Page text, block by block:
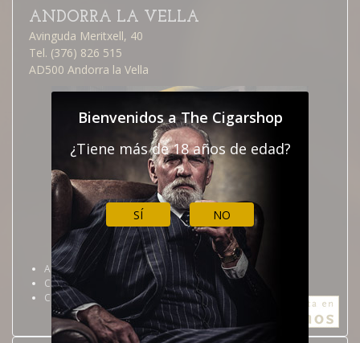
Bienvenidos a The Cigarshop
¿Tiene más de 18 años de edad?
SÍ NO
ANDORRA LA VELLA
Avinguda Meritxell, 40
Tel. (376) 826 515
AD500 Andorra la Vella
Andorra la Vella
Calendario tienda
Como llegar